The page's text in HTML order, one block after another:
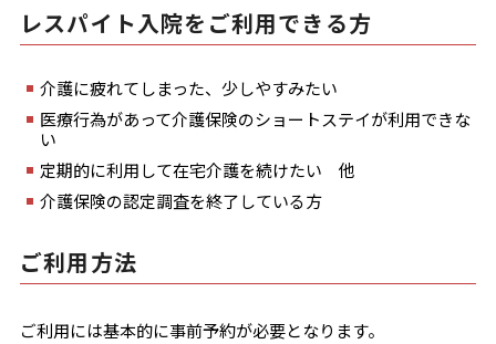
レスパイト入院をご利用できる方
介護に疲れてしまった、少しやすみたい
医療行為があって介護保険のショートステイが利用できな
い
定期的に利用して在宅介護を続けたい 他
介護保険の認定調査を終了している方
ご利用方法
ご利用には基本的に事前予約が必要となります。